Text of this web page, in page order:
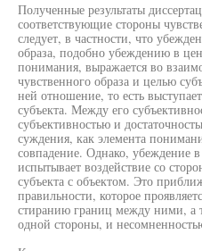
Полученные результаты
соответствующие стороны
следует, в частности, что
образа, подобно убеждению в
понимания, выражается во
чувственного образа и целью
ней отношение, то есть
субъекта. Между его
субъективностью и
суждения, как элемента
совпадение. Однако, убеждение
испытывает воздействие со
субъекта с объектом. Это
правильности, которое
стиранию границ между ними,
одной стороны, и